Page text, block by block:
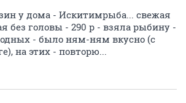
у дома - Искитимрыба... свежая
без головы - 290 р - взяла рыбину -
- было ням-ням вкусно (с
на этих - повторю...